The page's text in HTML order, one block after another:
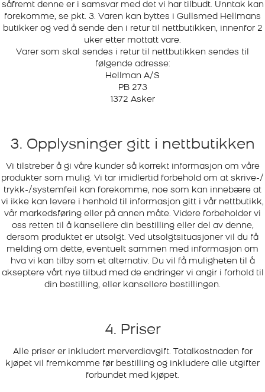
såfremt denne er i samsvar med det vi har tilbudt. Unntak kan
forekomme, se pkt. 3. Varen kan byttes i Gullsmed Hellmans
butikker og ved å sende den i retur til nettbutikken, innenfor 2
uker etter mottatt vare.
Varer som skal sendes i retur til nettbutikken sendes til
følgende adresse:
Hellman A/S
PB 273
1372 Asker
3. Opplysninger gitt i nettbutikken
Vi tilstreber å gi våre kunder så korrekt informasjon om våre
produkter som mulig. Vi tar imidlertid forbehold om at skrive-/
trykk-/systemfeil kan forekomme, noe som kan innebære at
vi ikke kan levere i henhold til informasjon gitt i vår nettbutikk,
vår markedsføring eller på annen måte. Videre forbeholder vi
oss retten til å kansellere din bestilling eller del av denne,
dersom produktet er utsolgt. Ved utsolgtsituasjoner vil du få
melding om dette, eventuelt sammen med informasjon om
hva vi kan tilby som et alternativ. Du vil få muligheten til å
akseptere vårt nye tilbud med de endringer vi angir i forhold til
din bestilling, eller kansellere bestillingen.
4. Priser
Alle priser er inkludert merverdiavgift. Totalkostnaden for
kjøpet vil fremkomme før bestilling og inkludere alle utgifter
forbundet med kjøpet.